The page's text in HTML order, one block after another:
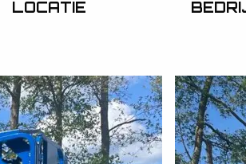
HOME AFLEVERINGEN
LOCATIE